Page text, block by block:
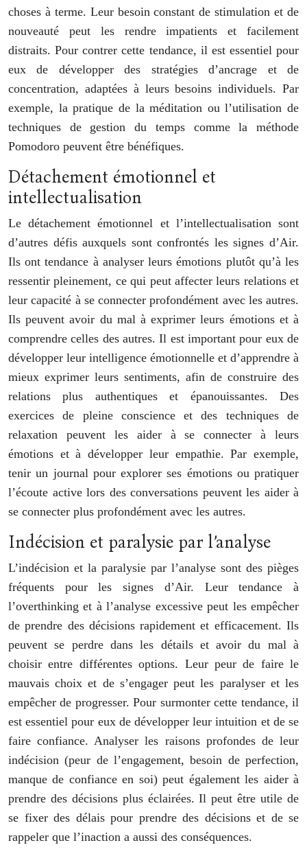
choses à terme. Leur besoin constant de stimulation et de
nouveauté peut les rendre impatients et facilement
distraits. Pour contrer cette tendance, il est essentiel pour
eux de développer des stratégies d’ancrage et de
concentration, adaptées à leurs besoins individuels. Par
exemple, la pratique de la méditation ou l’utilisation de
techniques de gestion du temps comme la méthode
Pomodoro peuvent être bénéfiques.
Détachement émotionnel et
intellectualisation
Le détachement émotionnel et l’intellectualisation sont
d’autres défis auxquels sont confrontés les signes d’Air.
Ils ont tendance à analyser leurs émotions plutôt qu’à les
ressentir pleinement, ce qui peut affecter leurs relations et
leur capacité à se connecter profondément avec les autres.
Ils peuvent avoir du mal à exprimer leurs émotions et à
comprendre celles des autres. Il est important pour eux de
développer leur intelligence émotionnelle et d’apprendre à
mieux exprimer leurs sentiments, afin de construire des
relations plus authentiques et épanouissantes. Des
exercices de pleine conscience et des techniques de
relaxation peuvent les aider à se connecter à leurs
émotions et à développer leur empathie. Par exemple,
tenir un journal pour explorer ses émotions ou pratiquer
l’écoute active lors des conversations peuvent les aider à
se connecter plus profondément avec les autres.
Indécision et paralysie par l’analyse
L’indécision et la paralysie par l’analyse sont des pièges
fréquents pour les signes d’Air. Leur tendance à
l’overthinking et à l’analyse excessive peut les empêcher
de prendre des décisions rapidement et efficacement. Ils
peuvent se perdre dans les détails et avoir du mal à
choisir entre différentes options. Leur peur de faire le
mauvais choix et de s’engager peut les paralyser et les
empêcher de progresser. Pour surmonter cette tendance, il
est essentiel pour eux de développer leur intuition et de se
faire confiance. Analyser les raisons profondes de leur
indécision (peur de l’engagement, besoin de perfection,
manque de confiance en soi) peut également les aider à
prendre des décisions plus éclairées. Il peut être utile de
se fixer des délais pour prendre des décisions et de se
rappeler que l’inaction a aussi des conséquences.